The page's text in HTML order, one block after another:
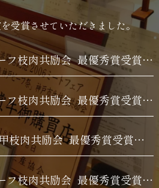
受賞させていただきました。
フ枝肉共励会 最優秀賞受賞牛購買
フ枝肉共励会 最優秀賞受賞牛購買
枝肉共励会 最優秀賞受賞牛購買
フ枝肉共励会 最優秀賞受賞牛購買